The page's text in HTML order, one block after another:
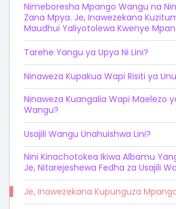
Nimeboresha Mpango Wangu na
Zana Mpya. Je, Inawezekana
Maudhui Yaliyotolewa Kwenye
Tarehe Yangu ya Upya Ni Lini?
Ninaweza Kupakua Wapi Risiti ya
Ninaweza Kuangalia Wapi Maelezo
Wangu?
Usajili Wangu Unahuishwa Lini?
Nini Kinachotokea Ikiwa Albamu
Je, Nitarejeshewa Fedha za Usajili
Je, Inawezekana Kupunguza